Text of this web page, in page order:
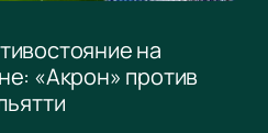
на
«Акрон» против